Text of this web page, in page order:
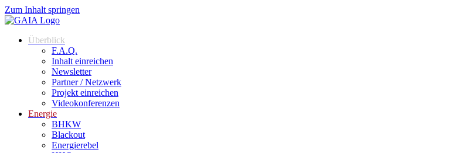
Zum Inhalt springen
Überblick
F.A.Q.
Inhalt einreichen
Newsletter
Partner / Netzwerk
Projekt einreichen
Videokonferenzen
Energie
BHKW
Blackout
Energierebel